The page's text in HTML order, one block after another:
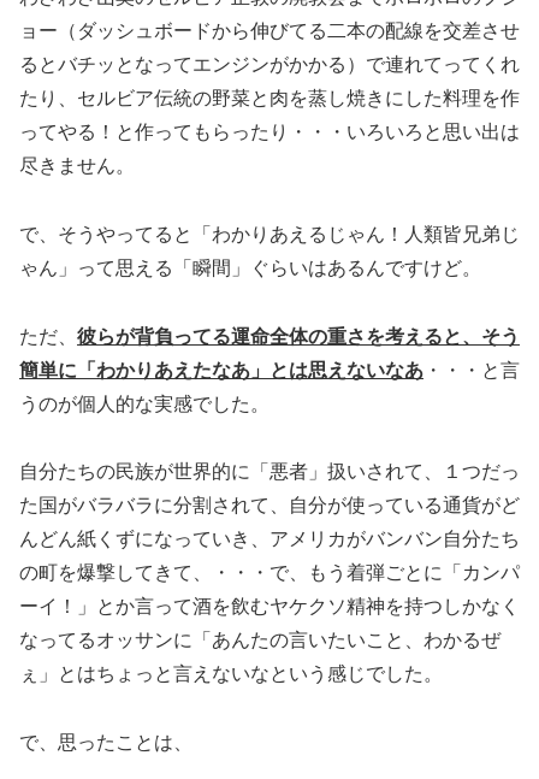
ョー（ダッシュボードから伸びてる二本の配線を交差させ
るとバチッとなってエンジンがかかる）で連れてってくれ
たり、セルビア伝統の野菜と肉を蒸し焼きにした料理を作
ってやる！と作ってもらったり・・・いろいろと思い出は
尽きません。
で、そうやってると「わかりあえるじゃん！人類皆兄弟じ
ゃん」って思える「瞬間」ぐらいはあるんですけど。
ただ、 彼らが背負ってる運命全体の重さを考えると、そう
簡単に「わかりあえたなあ」とは思えないなあ ・・・と言
うのが個人的な実感でした。
自分たちの民族が世界的に「悪者」扱いされて、１つだっ
た国がバラバラに分割されて、自分が使っている通貨がど
んどん紙くずになっていき、アメリカがバンバン自分たち
の町を爆撃してきて、・・・で、もう着弾ごとに「カンパ
ーイ！」とか言って酒を飲むヤケクソ精神を持つしかなく
なってるオッサンに「あんたの言いたいこと、わかるぜ
ぇ」とはちょっと言えないなという感じでした。
で、思ったことは、